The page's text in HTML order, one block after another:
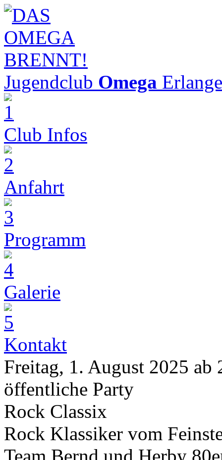
Jugendclub Omega
Club Infos
Anfahrt
Programm
Galerie
Kontakt
Freitag, 1. August 2025 ab
öffentliche Party
Rock Classix
Rock Klassiker vom